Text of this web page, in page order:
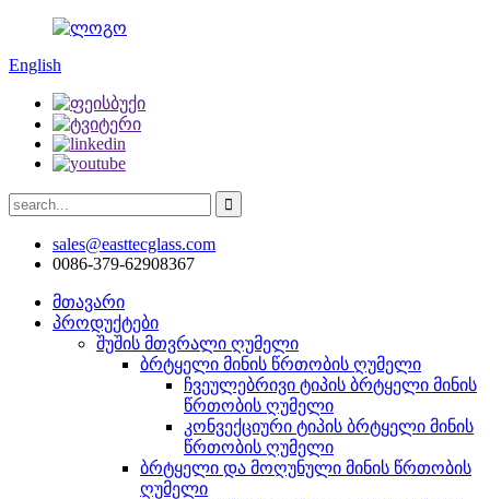
English
sales@easttecglass.com
0086-379-62908367
მთავარი
პროდუქტები
შუშის მთვრალი ღუმელი
ბრტყელი მინის წრთობის ღუმელი
ჩვეულებრივი ტიპის ბრტყელი მინის
წრთობის ღუმელი
კონვექციური ტიპის ბრტყელი მინის
წრთობის ღუმელი
ბრტყელი და მოღუნული მინის წრთობის
ღუმელი